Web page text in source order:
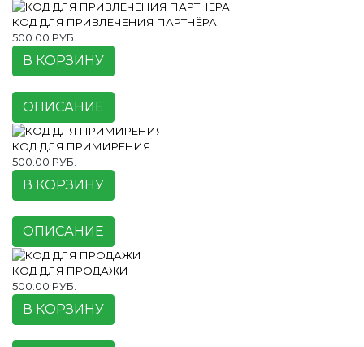
КОД ДЛЯ ПРИВЛЕЧЕНИЯ ПАРТНЁРА
500.00 РУБ.
В КОРЗИНУ
ОПИСАНИЕ
КОД ДЛЯ ПРИМИРЕНИЯ
500.00 РУБ.
В КОРЗИНУ
ОПИСАНИЕ
КОД ДЛЯ ПРОДАЖИ
500.00 РУБ.
В КОРЗИНУ